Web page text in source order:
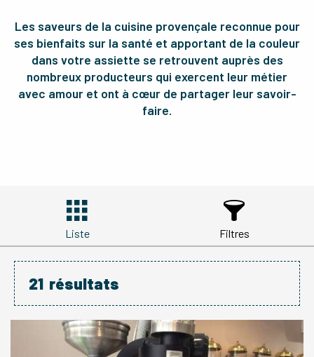
Les saveurs de la cuisine provençale reconnue pour
ses bienfaits sur la santé et apportant de la couleur
dans votre assiette se retrouvent auprès des
nombreux producteurs qui exercent leur métier
avec amour et ont à cœur de partager leur savoir-
faire.
Liste Filtres
21 résultats